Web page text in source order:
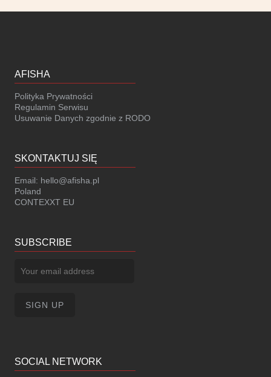
AFISHA
Polityka Prywatności
Regulamin Serwisu
Usuwanie Danych zgodnie z RODO
SKONTAKTUJ SIĘ
Email: hello@afisha.pl
Poland
CONTEXXT EU
SUBSCRIBE
SOCIAL NETWORK